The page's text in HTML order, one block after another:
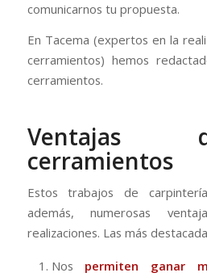
comunicarnos tu propuesta.
En Tacema (expertos en la
cerramientos) hemos
cerramientos.
cerramientos
Estos trabajos de
además, numerosas
realizaciones. Las más
Nos permiten ganar